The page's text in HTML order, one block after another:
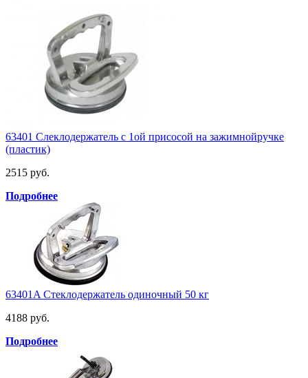
63401 Слеклодержатель с 1ой присосой на зажимнойручке
(пластик)
2515 руб.
Подробнее
63401A Стеклодержатель одиночный 50 кг
4188 руб.
Подробнее